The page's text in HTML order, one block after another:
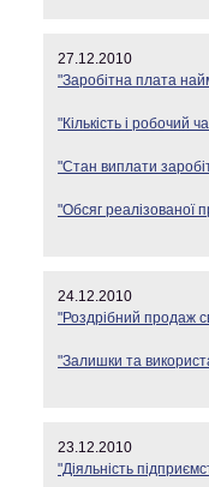
27.12.2010
"Заробітна плата
"Кількість і робочий
"Стан виплати
"Обсяг реалізованої
24.12.2010
"Роздрібний продаж
"Залишки та
23.12.2010
"Діяльність